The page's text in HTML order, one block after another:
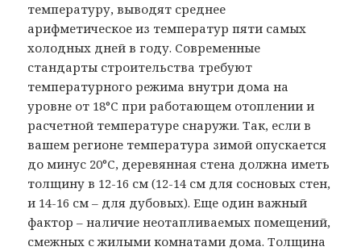
температуру, выводят среднее
арифметическое из температур пяти самых
холодных дней в году. Современные
стандарты строительства требуют
температурного режима внутри дома на
уровне от 18°С при работающем отоплении и
расчетной температуре снаружи. Так, если в
вашем регионе температура зимой опускается
до минус 20°С, деревянная стена должна иметь
толщину в 12-16 см (12-14 см для сосновых стен,
и 14-16 см – для дубовых). Еще один важный
фактор – наличие неотапливаемых помещений,
смежных с жилыми комнатами дома. Толщина